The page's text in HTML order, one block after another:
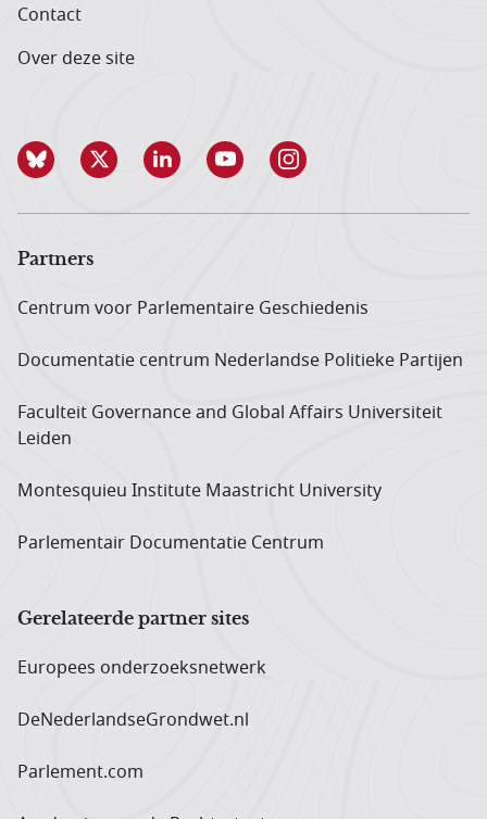
Contact
Over deze site
Partners
Centrum voor Parlementaire Geschiedenis
Documentatie centrum Neder­landse Politieke Partijen
Faculteit Governance and Global Affairs Universiteit
Leiden
Montesquieu Institute Maastricht University
Parlementair Documentatie Centrum
Gerelateerde partner sites
Europees onderzoeks­netwerk
DeNederlandseGrondwet.nl
Parlement.com